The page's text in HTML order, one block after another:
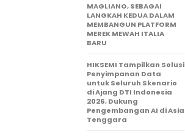
MAGLIANO, SEBAGAI
LANGKAH KEDUA DALAM
MEMBANGUN PLATFORM
MEREK MEWAH ITALIA
BARU
HIKSEMI Tampilkan Solusi
Penyimpanan Data
untuk Seluruh Skenario
di Ajang DTI Indonesia
2026, Dukung
Pengembangan AI di Asia
Tenggara